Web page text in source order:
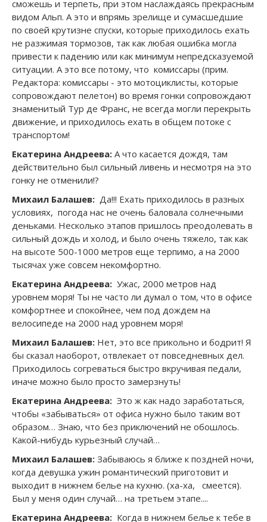
сможешь и терпеть, при этом наслаждаясь прекрасным
видом Альп. А это и впрямь зрелище и сумасшедшие
по своей крутизне спуски, которые приходилось ехать
не разжимая тормозов, так как любая ошибка могла
привести к падению или как минимум непредсказуемой
ситуации. А это все потому, что комиссары (прим.
Редактора: комиссары - это мотоциклисты, которые
сопровождают пелетон) во время гонки сопровождают
знаменитый Тур де Франс, не всегда могли перекрыть
движение, и приходилось ехать в общем потоке с
транспортом!
Екатерина Андреева: А что касается дождя, там
действительно был сильный ливень и несмотря на это
гонку не отменили!?
Михаил Балашев: Да!!! Ехать приходилось в разных
условиях, погода нас не очень баловала солнечными
деньками. Несколько этапов пришлось преодолевать в
сильный дождь и холод, и было очень тяжело, так как
на высоте 500-1000 метров еще терпимо, а на 2000
тысячах уже совсем некомфортно.
Екатерина Андреева: Ужас, 2000 метров над
уровнем моря! Ты не часто ли думал о том, что в офисе
комфортнее и спокойнее, чем под дождем на
велосипеде на 2000 над уровнем моря!
Михаил Балашев: Нет, это все прикольно и бодрит! Я
бы сказал наоборот, отвлекает от повседневных дел.
Приходилось согреваться быстро вкручивая педали,
иначе можно было просто замерзнуть!
Екатерина Андреева: Это ж как надо заработаться,
чтобы «забываться» от офиса нужно было таким вот
образом… Знаю, что без приключений не обошлось.
Какой-нибудь курьезный случай…
Михаил Балашев: Забываюсь я ближе к поздней ночи,
когда девушка ужин романтический приготовит и
выходит в нижнем белье на кухню. (ха-ха, смеется).
Был у меня один случай… на третьем этапе....
Екатерина Андреева: Когда в нижнем белье к тебе в